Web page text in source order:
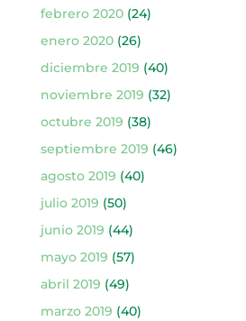
febrero 2020(24)
enero 2020(26)
diciembre 2019 (40)
noviembre 2019 (32)
octubre 2019 (38)
septiembre 2019 (46)
agosto 2019 (40)
julio 2019 (50)
junio 2019 (44)
mayo 2019 (57)
abril 2019 (49)
marzo 2019 (40)